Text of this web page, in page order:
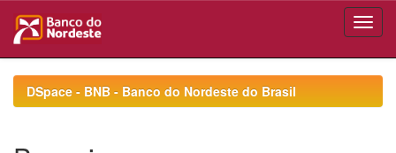
navigationDSpace - BNB - Banco do Nordeste do Brasil